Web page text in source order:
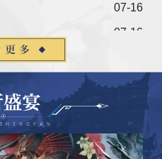
07-16
07-16